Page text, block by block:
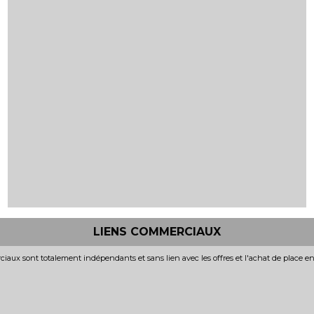
LIENS COMMERCIAUX
sont totalement indépendants et sans lien avec les offres et l'achat de place